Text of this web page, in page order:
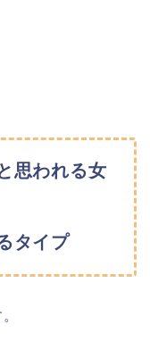
思われる女
タイプ